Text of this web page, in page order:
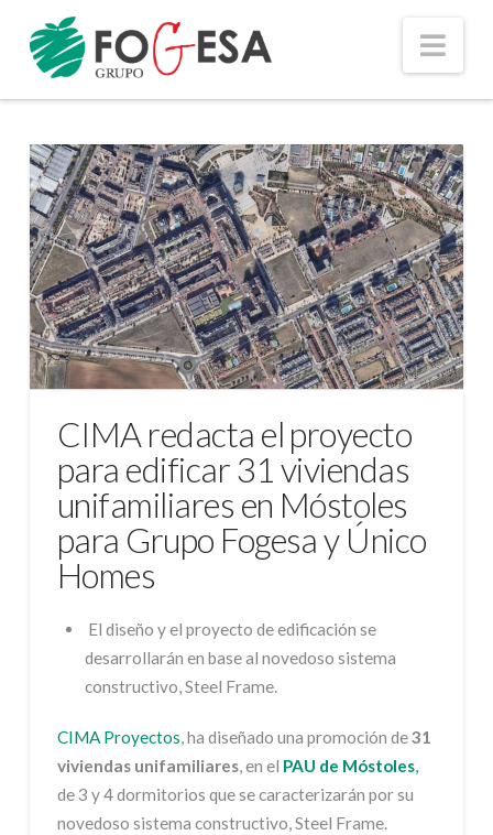
CIMA redacta el proyecto
para edificar 31 viviendas
unifamiliares en Móstoles
para Grupo Fogesa y Único
Homes
El diseño y el proyecto de edificación se
desarrollarán en base al novedoso sistema
constructivo, Steel Frame.
CIMA Proyectos, ha diseñado una promoción de31
viviendas unifamiliares, en el PAU de Móstoles,
de 3 y 4 dormitorios que se caracterizarán por su
novedoso sistema constructivo, Steel Frame.